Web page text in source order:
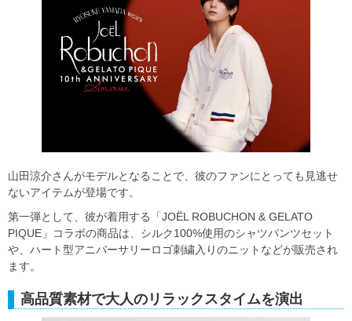
山田涼介さんがモデルとなることで、彼のファンにとっても見逃せ
ないアイテムが登場です。
第一弾として、彼が着用する「JOËL ROBUCHON & GELATO
PIQUE」コラボの商品は、シルク100%使用のシャツパンツセット
や、ハート型アニバーサリーロゴ刺繍入りのニットなどが販売され
ます。
高品質素材で大人のリラックスタイムを演出